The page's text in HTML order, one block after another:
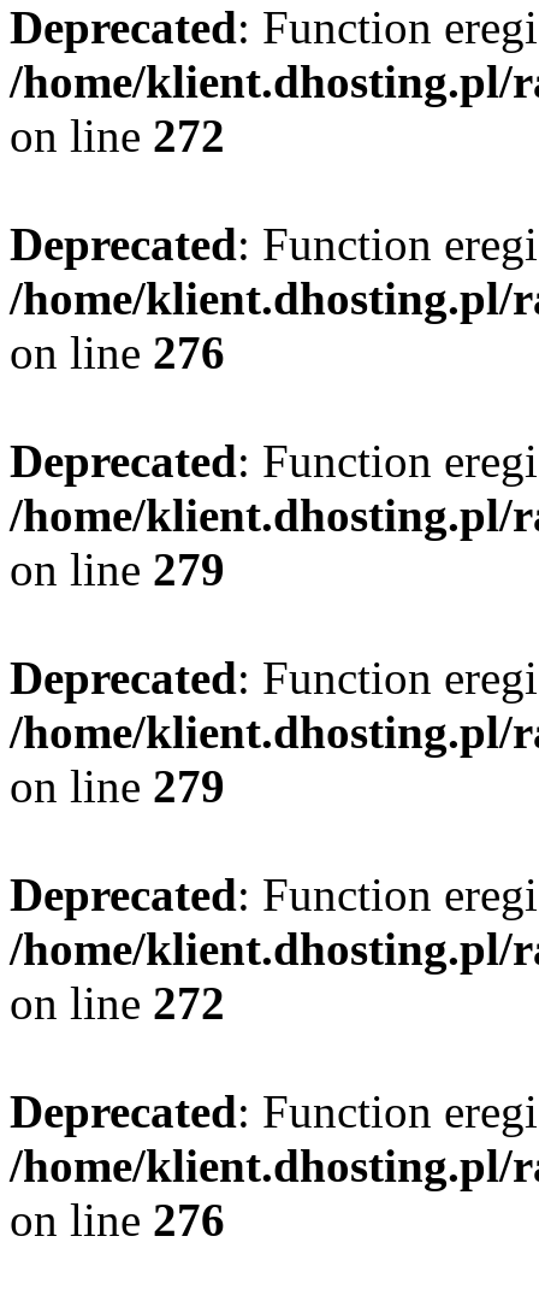
Deprecated: Function
/home/klient.dhosting.pl/
on line 272
Deprecated: Function
/home/klient.dhosting.pl/
on line 276
Deprecated: Function
/home/klient.dhosting.pl/
on line 279
Deprecated: Function
/home/klient.dhosting.pl/
on line 279
Deprecated: Function
/home/klient.dhosting.pl/
on line 272
Deprecated: Function
/home/klient.dhosting.pl/
on line 276